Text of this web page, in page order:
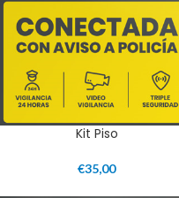
Kit Piso
€35,00